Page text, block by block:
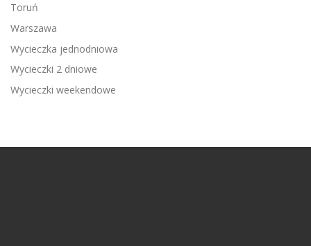
Toruń
Warszawa
Wycieczka jednodniowa
Wycieczki 2 dniowe
Wycieczki weekendowe